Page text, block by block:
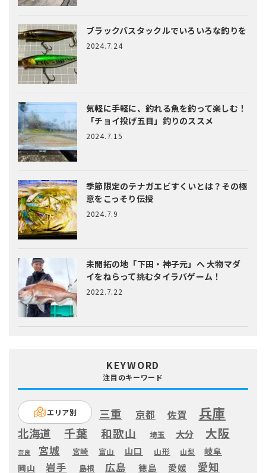
ブラックバスタックルでいろいろな釣りを
2024.7.24
気軽に手軽に、釣れる魚を釣って楽しむ！
「チョイ投げ五目」釣りのススメ
2024.7.15
季節限定のテナガエビすくいとは？ その極
意をこっそり伝授
2024.7.9
未開拓の地「下田・神子元」へ大物マダ
イをねらって挑むタイラバゲーム！
2022.7.22
KEYWORD
注目のキーワード
エリア別 三重 京都 佐賀 兵庫
北海道 千葉 和歌山 埼玉 大分 大阪
奈良 宮城 宮崎 富山 山口 山形 山梨
岐阜
岡山
岩手 島根 広島 徳島 愛媛 愛知